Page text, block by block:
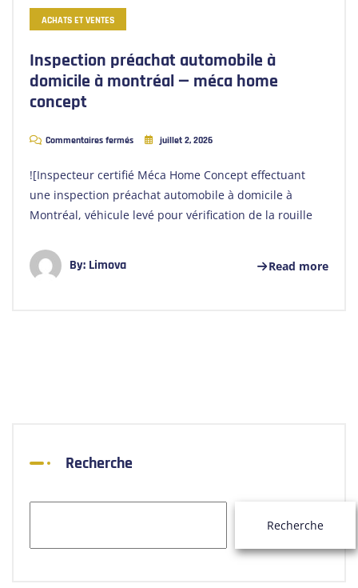
ACHATS ET VENTES
Inspection préachat automobile à
domicile à montréal — méca home
concept
Commentaires fermés juillet 2, 2026
![Inspecteur certifié Méca Home Concept effectuant
une inspection préachat automobile à domicile à
Montréal, véhicule levé pour vérification de la rouille
By: Limova Read more
Recherche
Recherche